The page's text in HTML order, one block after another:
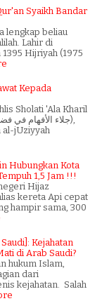
Syaikh Bandar
lengkap beliau
Lahir di
Hijriyah (1975
Kepada
Sholati 'Ala Kharil
jUziyyah
Hubungkan Kota
1,5 Jam !!!
Hijaz
kereta Api cepat
hampir sama, 300
Kejahatan
di Arab Saudi?
hukum Islam,
dari
kejahatan. Salah